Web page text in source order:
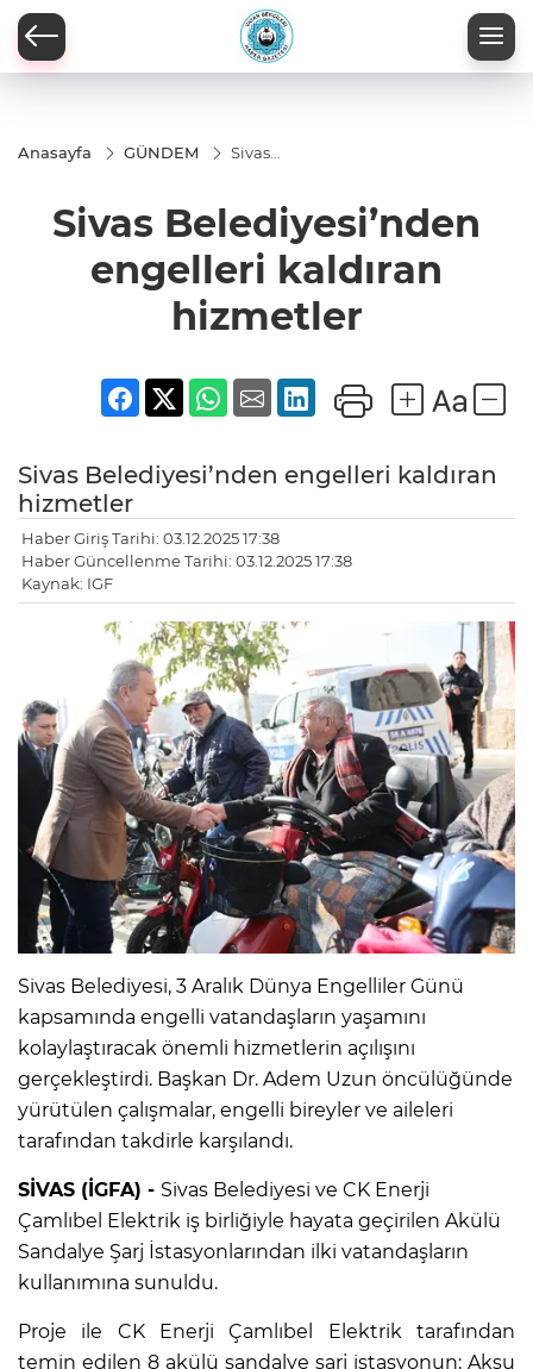
Anasayfa GÜNDEM
Sivas
kaldıran
hizmetler
Sivas Belediyesi’nden
engelleri kaldıran
hizmetler
Sivas Belediyesi’nden engelleri kaldıran
hizmetler
Haber Giriş Tarihi: 03.12.2025 17:38
Haber Güncellenme Tarihi: 03.12.2025 17:38
Kaynak: IGF
Sivas Belediyesi, 3 Aralık Dünya Engelliler Günü
kapsamında engelli vatandaşların yaşamını
kolaylaştıracak önemli hizmetlerin açılışını
gerçekleştirdi. Başkan Dr. Adem Uzun öncülüğünde
yürütülen çalışmalar, engelli bireyler ve aileleri
tarafından takdirle karşılandı.
SİVAS (İGFA) - Sivas Belediyesi ve CK Enerji
Çamlıbel Elektrik iş birliğiyle hayata geçirilen Akülü
Sandalye Şarj İstasyonlarından ilki vatandaşların
kullanımına sunuldu.
Proje ile CK Enerji Çamlıbel Elektrik tarafından
temin edilen 8 akülü sandalye şarj istasyonun; Aksu